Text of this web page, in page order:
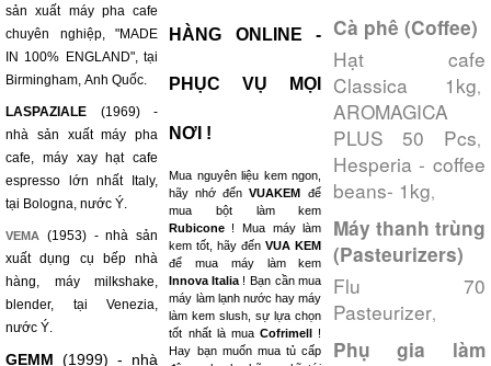
sản xuất máy pha cafe
chuyên nghiệp, "MADE
IN 100% ENGLAND", tại
Birmingham, Anh Quốc.
LASPAZIALE (1969) -
nhà sản xuất máy pha
cafe, máy xay hạt cafe
espresso lớn nhất Italy,
tại Bologna, nước Ý.
VEMA
(1953) - nhà sản
xuất dụng cụ bếp nhà
hàng, máy milkshake,
blender, tại Venezia,
nước Ý.
GEMM (1999) - nhà
HÀNG ONLINE -
PHỤC VỤ MỌI
NƠI !
Mua nguyên liệu kem ngon,
hãy nhớ đếnVUAKEM
để
mua bột làm kem
Rubicone ! Mua máy làm
kem tốt, hãy đếnVUA KEM
để mua máy làm kem
Innova Italia ! Bạn cần mua
máy làm lạnh nước hay máy
làm kem slush, sự lựa chọn
tốt nhất là muaCofrimell
!
Hay bạn muốn mua tủ cấp
Cà phê (Coffee)
Hạt cafe
Classica 1kg,
AROMAGICA
PLUS 50 Pcs,
Hesperia - coffee
beans- 1kg,
Máy thanh trùng
(Pasteurizers)
Flu 70
Pasteurizer,
Phụ gia làm